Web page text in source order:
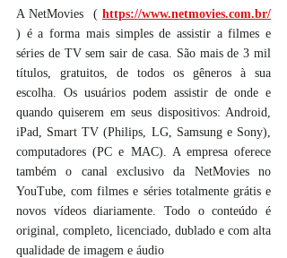
A NetMovies  ( https://www.netmovies.com.br/
) é a forma mais simples de assistir a filmes e
séries de TV sem sair de casa. São mais de 3 mil
títulos, gratuitos, de todos os gêneros à sua
escolha. Os usuários podem assistir de onde e
quando quiserem em seus dispositivos: Android,
iPad, Smart TV (Philips, LG, Samsung e Sony),
computadores (PC e MAC). A empresa oferece
também o canal exclusivo da NetMovies no
YouTube, com filmes e séries totalmente grátis e
novos vídeos diariamente. Todo o conteúdo é
original, completo, licenciado, dublado e com alta
qualidade de imagem e áudio